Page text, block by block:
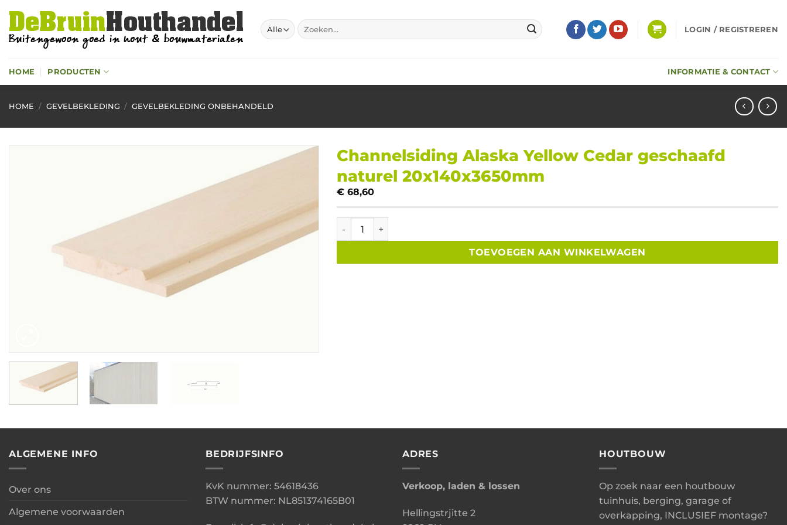
inhoud
Zoeken
naar:
LOGIN / REGISTREREN
HOME PRODUCTEN INFORMATIE & CONTACT
HOME / GEVELBEKLEDING / GEVELBEKLEDING ONBEHANDELD
Channelsiding Alaska Yellow Cedar geschaafd
naturel 20x140x3650mm
€ 68,60
Channelsiding Alaska Yellow Cedar geschaafd naturel 20x140x3650mm aantal
TOEVOEGEN AAN WINKELWAGEN
ALGEMENE INFO
Over ons
Algemene voorwaarden
BEDRIJFSINFO
KvK nummer: 54618436
BTW nummer: NL851374165B01
ADRES
Verkoop, laden & lossen
Hellingstrjitte 2
HOUTBOUW
Op zoek naar een houtbouw
tuinhuis, berging, garage of
overkapping, INCLUSIEF montage?